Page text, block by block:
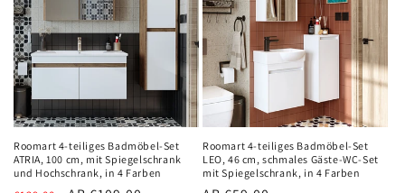
Roomart 4-teiliges Badmöbel-Set
ATRIA, 100 cm, mit Spiegelschrank
und Hochschrank, in 4 Farben
Roomart 4-teiliges Badmöbel-Set
LEO, 46 cm, schmales Gäste-WC-Set
mit Spiegelschrank, in 4 Farben